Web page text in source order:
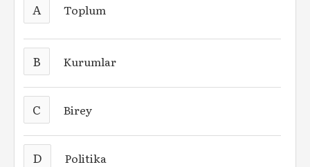
A Toplum
B Kurumlar
C Birey
D Politika